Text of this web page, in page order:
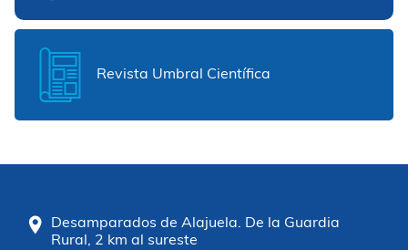
Revista Umbral Científica
Desamparados de Alajuela. De la Guardia
Rural, 2 km al sureste